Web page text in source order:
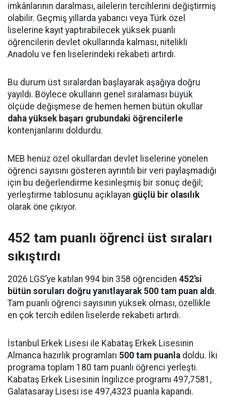
imkânlarının daralması, ailelerin tercihlerini değiştirmiş
olabilir. Geçmiş yıllarda yabancı veya Türk özel
liselerine kayıt yaptırabilecek yüksek puanlı
öğrencilerin devlet okullarında kalması, nitelikli
Anadolu ve fen liselerindeki rekabeti artırdı.
Bu durum üst sıralardan başlayarak aşağıya doğru
yayıldı. Böylece okulların genel sıralaması büyük
ölçüde değişmese de hemen hemen bütün okullar
daha yüksek başarı grubundaki öğrencilerle
kontenjanlarını doldurdu.
MEB henüz özel okullardan devlet liselerine yönelen
öğrenci sayısını gösteren ayrıntılı bir veri paylaşmadığı
için bu değerlendirme kesinleşmiş bir sonuç değil;
yerleştirme tablosunu açıklayan güçlü bir olasılık
olarak öne çıkıyor.
452 tam puanlı öğrenci üst sıraları
sıkıştırdı
2026 LGS’ye katılan 994 bin 358 öğrenciden 452’si
bütün soruları doğru yanıtlayarak 500 tam puan aldı.
Tam puanlı öğrenci sayısının yüksek olması, özellikle
en çok tercih edilen liselerde rekabeti artırdı.
İstanbul Erkek Lisesi ile Kabataş Erkek Lisesinin
Almanca hazırlık programları 500 tam puanla doldu. İki
programa toplam 180 tam puanlı öğrenci yerleşti.
Kabataş Erkek Lisesinin İngilizce programı 497,7581,
Galatasaray Lisesi ise 497,4323 puanla kapandı.